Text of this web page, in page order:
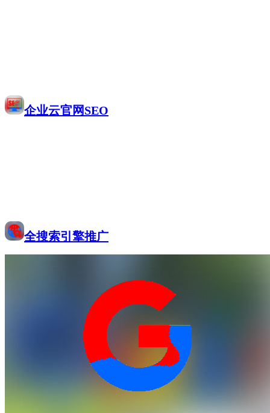
企业云官网SEO
全搜索引擎推广